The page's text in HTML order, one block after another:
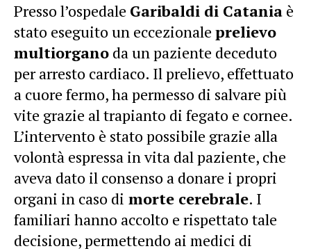
Presso l’ospedale Garibaldi di Catania è
stato eseguito un eccezionale prelievo
multiorgano da un paziente deceduto
per arresto cardiaco. Il prelievo, effettuato
a cuore fermo, ha permesso di salvare più
vite grazie al trapianto di fegato e cornee.
L’intervento è stato possibile grazie alla
volontà espressa in vita dal paziente, che
aveva dato il consenso a donare i propri
organi in caso di morte cerebrale. I
familiari hanno accolto e rispettato tale
decisione, permettendo ai medici di